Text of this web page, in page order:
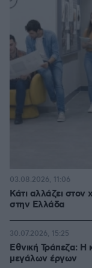
Κάτι αλλάζει στον
στην Ελλάδα
03.08.2026, 11:06
Εθνική Τράπεζα: Η
μεγάλων έργων
30.07.2026, 15:25